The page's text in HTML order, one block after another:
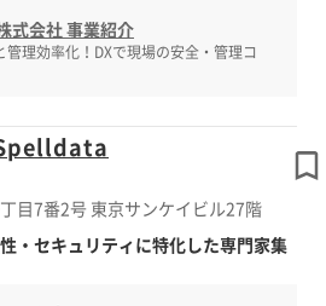
会社 事業紹介
理効率化！DXで現場の安全・管理コ
目7番2号 東京サンケイビル27階
・セキュリティに特化した専門家集